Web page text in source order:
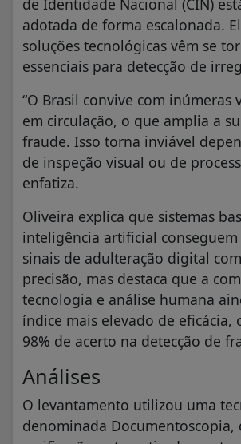
adotada de forma escalonada.
soluções tecnológicas vêm se
essenciais para detecção de
“O Brasil convive com inúmeras
em circulação, o que amplia a
fraude. Isso torna inviável
de inspeção visual ou de
enfatiza.
Oliveira explica que sistemas
inteligência artificial
sinais de adulteração digital
precisão, mas destaca que a
tecnologia e análise humana
índice mais elevado de eficácia,
98% de acerto na detecção de
Análises
O levantamento utilizou uma
denominada Documentoscopia,